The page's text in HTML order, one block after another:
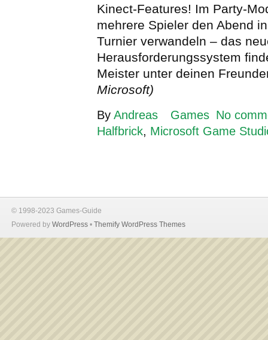
Kinect-Features! Im Party-
mehrere Spieler den Abend
Turnier verwandeln – das
Herausforderungssystem
Meister unter deinen
Microsoft)
By Andreas Games No
Halfbrick, Microsoft Game
© 1998-2023 Games-Guide
Powered by WordPress • Themify WordPress Themes